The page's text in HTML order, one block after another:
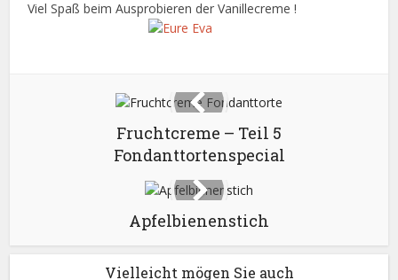
Viel Spaß beim Ausprobieren der Vanillecreme !
Fruchtcreme – Teil 5
Fondanttortenspecial
Apfelbienenstich
Vielleicht mögen Sie auch